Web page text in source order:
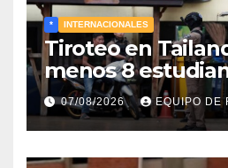
* INTERNACIONALES
Tiroteo en
menos 8
muertos y 30
07/08/2026 EQUIPO DE